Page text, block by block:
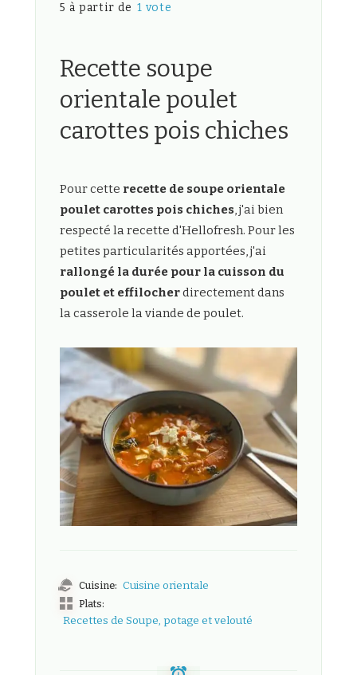
5 à partir de 1 vote
Recette soupe
orientale poulet
carottes pois chiches
Pour cette recette de soupe orientale
poulet carottes pois chiches, j'ai bien
respecté la recette d'Hellofresh. Pour les
petites particularités apportées, j'ai
rallongé la durée pour la cuisson du
poulet et effilocherdirectement dans
la casserole la viande de poulet.
Cuisine: Cuisine orientale
Plats:
Recettes de Soupe, potage et velouté